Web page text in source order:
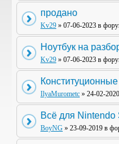
продано
Kv29 » 07-06-2023 в
Ноутбук на
Kv29 » 07-06-2023 в
IlyaMurometc » 24-02-
Всё для Nintendo
BoyNG » 23-09-2019 в